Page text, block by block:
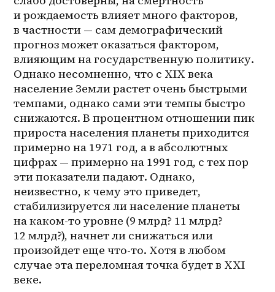
и рождаемость влияет много факторов,
в частности — сам демографический
прогноз может оказаться фактором,
влияющим на государственную политику.
Однако несомненно, что с XIX века
население Земли растет очень быстрыми
темпами, однако сами эти темпы быстро
снижаются. В процентном отношении пик
прироста населения планеты приходится
примерно на 1971 год, а в абсолютных
цифрах — примерно на 1991 год, с тех пор
эти показатели падают. Однако,
неизвестно, к чему это приведет,
стабилизируется ли население планеты
на каком-то уровне (9 млрд? 11 млрд?
12 млрд?), начнет ли снижаться или
произойдет еще что-то. Хотя в любом
случае эта переломная точка будет в XXI
веке.